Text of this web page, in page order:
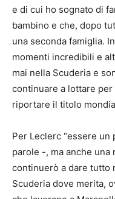
e di cui ho sognato di
bambino e che, dopo
una seconda famiglia.
momenti incredibili e
mai nella Scuderia e
continuare a lottare
riportare il titolo
Per Leclerc “essere un
parole -, ma anche una
continuerò a dare tutto
Scuderia dove merita,